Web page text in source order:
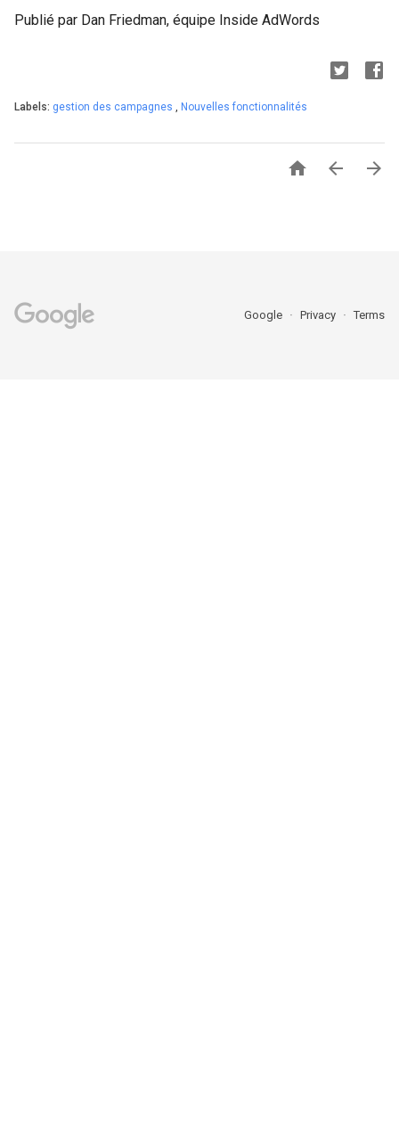
Publié par Dan Friedman, équipe Inside AdWords
Labels: gestion des campagnes , Nouvelles fonctionnalités
  
Google Privacy Terms